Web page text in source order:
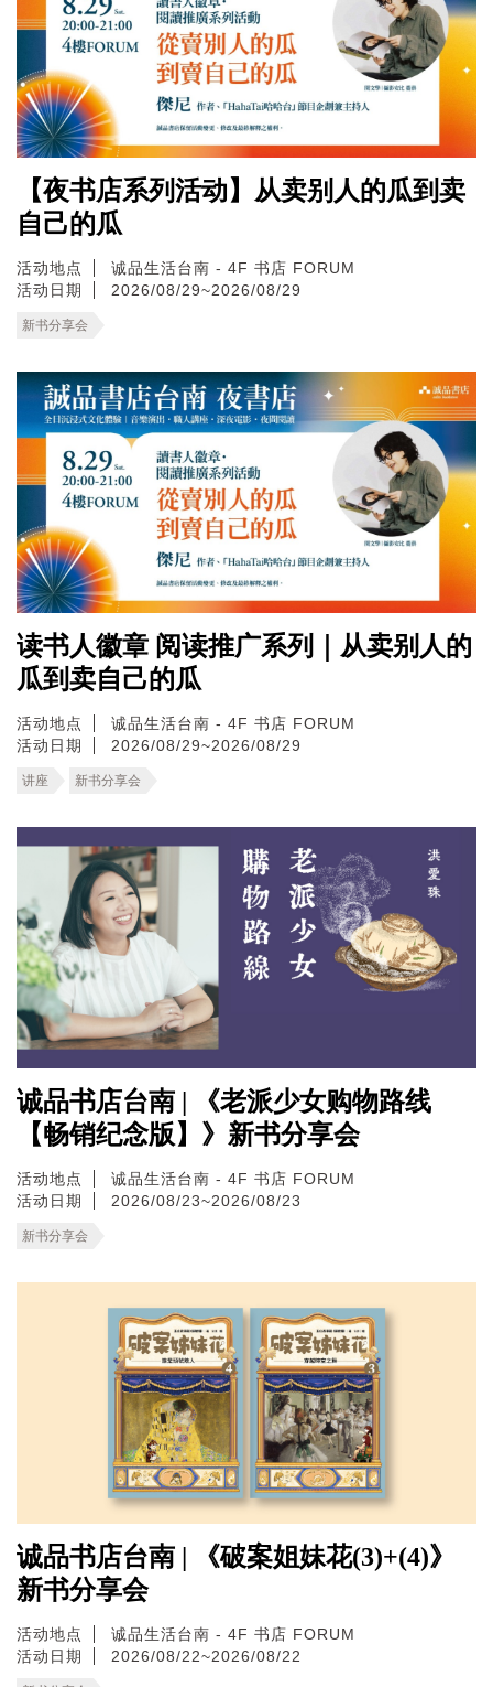
【夜书店系列活动】从卖别人的瓜到卖
自己的瓜
活动地点
诚品生活台南 - 4F 书店 FORUM
活动日期
2026/08/29~2026/08/29
新书分享会
读书人徽章 阅读推广系列｜从卖别人的
瓜到卖自己的瓜
活动地点
诚品生活台南 - 4F 书店 FORUM
活动日期
2026/08/29~2026/08/29
讲座 新书分享会
诚品书店台南 | 《老派少女购物路线
【畅销纪念版】》新书分享会
活动地点
诚品生活台南 - 4F 书店 FORUM
活动日期
2026/08/23~2026/08/23
新书分享会
诚品书店台南 | 《破案姐妹花(3)+(4)》
新书分享会
活动地点
诚品生活台南 - 4F 书店 FORUM
活动日期
2026/08/22~2026/08/22